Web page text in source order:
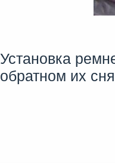
Установка
обратном их